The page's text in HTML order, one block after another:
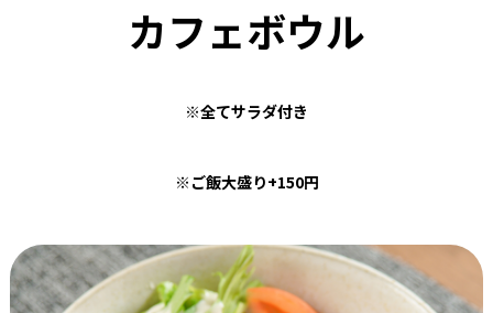
カフェボウル
※全てサラダ付き
※ご飯大盛り+150円